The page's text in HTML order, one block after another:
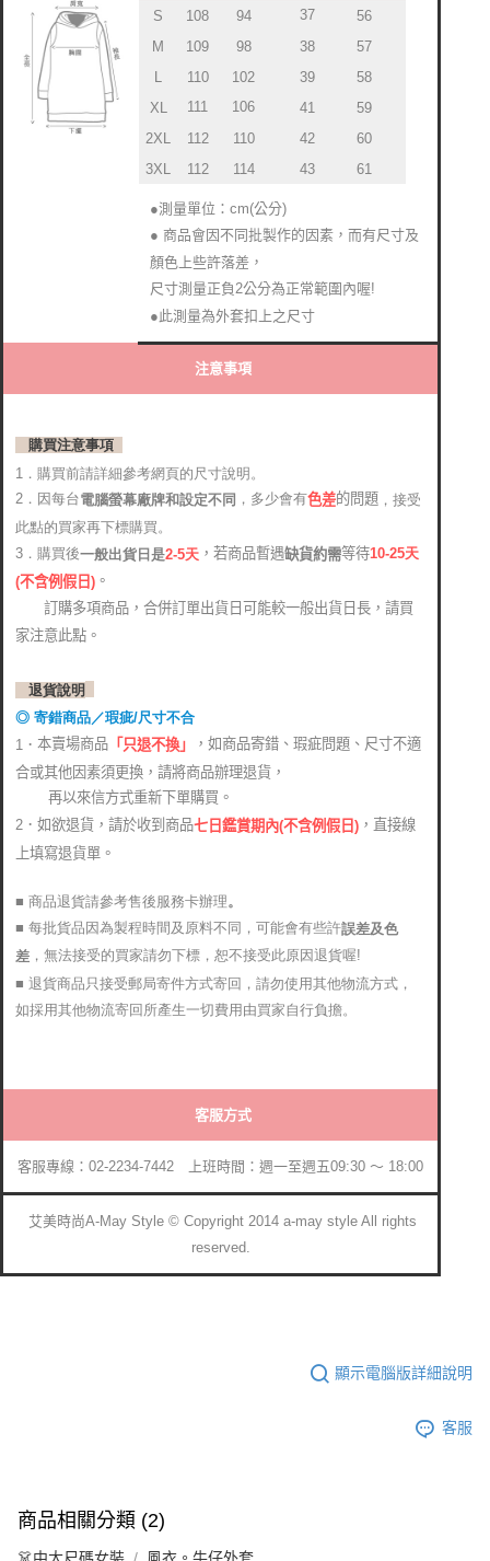
S 108 94 37
56
M
109 98 38
57
L
110 102 39
58
XL
111 106 41
59
2XL
112 110 42
60
3XL
112 114 43 61
●測量單位：cm(公分)
● 商品會因不同批製作的因素，而有尺寸及
顏色上些許落差，
尺寸測量正負2公分為正常範圍內喔!
●此測量為外套扣上之尺寸
注意事項
購買注意事項
1．購買前請詳細參考網頁的尺寸說明。
2．因每台電腦螢幕廠牌和設定不同 ，多少會有色差的問題 ，接受
此點的買家再下標購買。
3．購買後一般出貨日是2-5天 ，若商品暫遇缺貨約需等待10-25天
(不含例假日) 。
訂購多項商品，合併訂單出貨日可能較一般出貨日長，請買
家注意此點。
退貨說明
◎ 寄錯商品／瑕疵/尺寸不合
1． 本賣場商品 「只退不換」
，如商品寄錯、瑕疵問題、尺寸不適
合或其他因素須更換，請將商品辦理退貨，
再以來信方式重新下單購買。
2．如欲退貨，請於收到商品七日鑑賞期內(不含例假日) ，直接線
上填寫退貨單。
■ 商品退貨請參考售後服務卡辦理。
■ 每批貨品因為製程時間及原料不同，可能會有些許誤差及色
差 ，無法接受的買家請勿下標，恕不接受此原因退貨喔!
■ 退貨商品只接受郵局寄件方式寄回，請勿使用其他物流方式，
如採用其他物流寄回所產生一切費用由買家自行負擔。
客服方式
客服專線：02-2234-7442 上班時間：週一至週五09:30 ～ 18:00
艾美時尚A-May Style © Copyright 2014 a-may style All rights
reserved.
顯示電腦版詳細說明
客服
商品相關分類 (2)
👗中大尺碼女裝 風衣。牛仔外套